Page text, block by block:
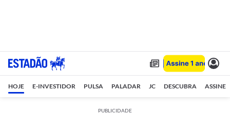
HOJE E-INVESTIDOR PULSA PALADAR JC DESCUBRA ASSINE
PUBLICIDADE